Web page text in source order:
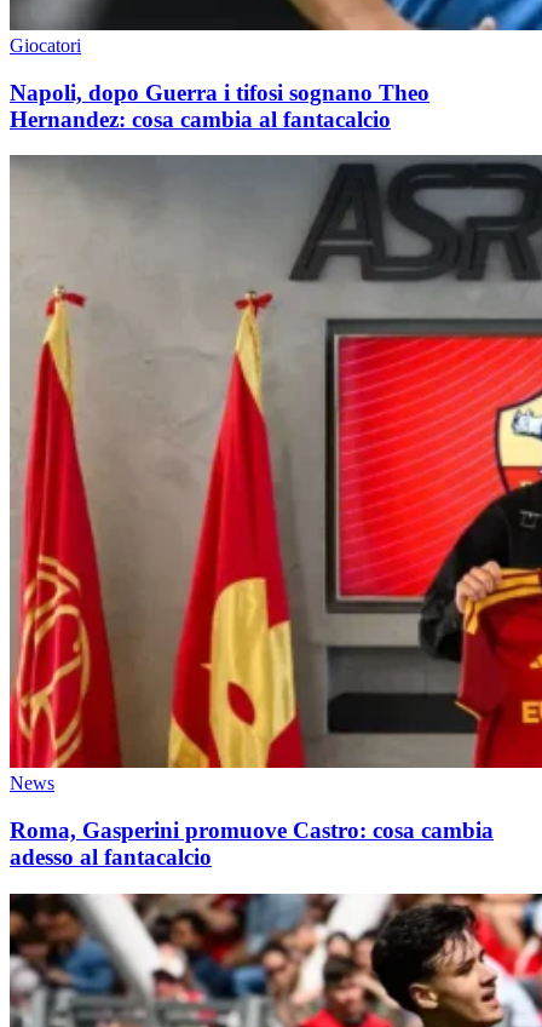
Giocatori
Napoli, dopo Guerra i tifosi sognano Theo
Hernandez: cosa cambia al fantacalcio
News
Roma, Gasperini promuove Castro: cosa cambia
adesso al fantacalcio